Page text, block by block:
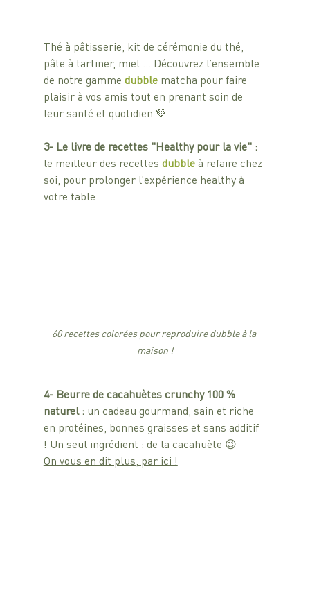
Thé à pâtisserie, kit de cérémonie du thé,
pâte à tartiner, miel … Découvrez l’ensemble
de notre gamme dubble matcha pour faire
plaisir à vos amis tout en prenant soin de
leur santé et quotidien 💚
3- Le livre de recettes "Healthy pour la vie" :
le meilleur des recettes dubble à refaire chez
soi, pour prolonger l’expérience healthy à
votre table
60 recettes colorées pour reproduire dubble à la
maison !
4- Beurre de cacahuètes crunchy 100 %
naturel : un cadeau gourmand, sain et riche
en protéines, bonnes graisses et sans additif
! Un seul ingrédient : de la cacahuète 😉
On vous en dit plus, par ici !